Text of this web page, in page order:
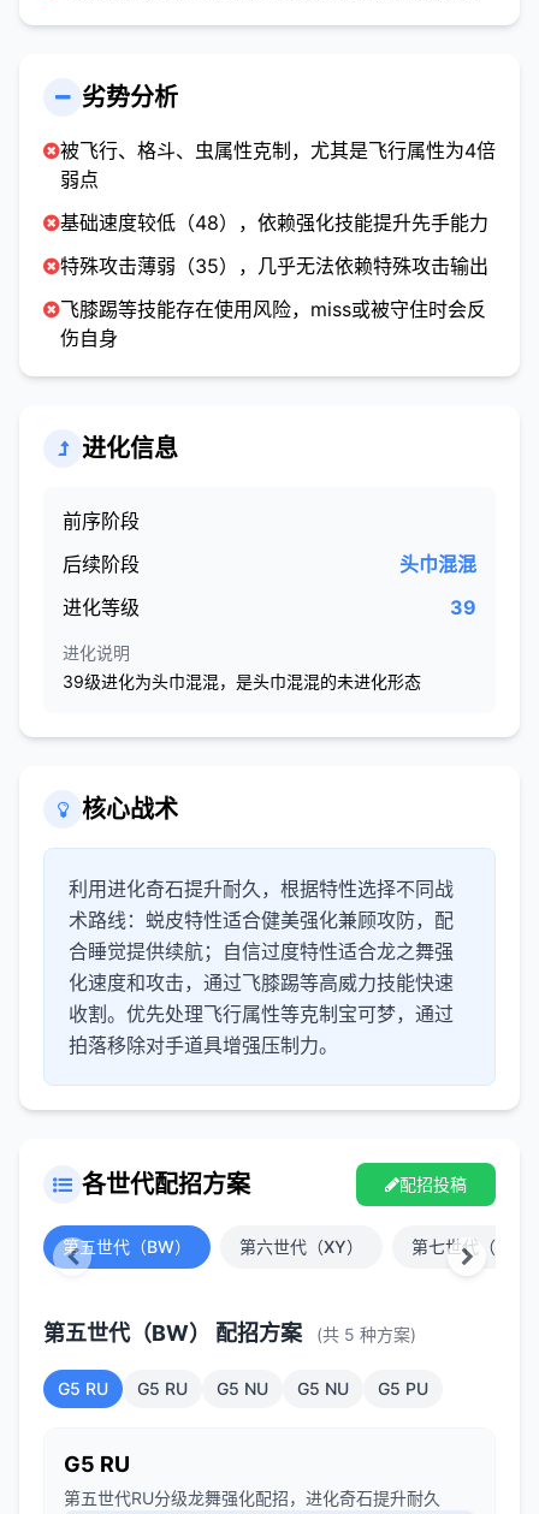
劣势分析
被飞行、格斗、虫属性克制，尤其是飞行属性为4倍
弱点
基础速度较低（48），依赖强化技能提升先手能力
特殊攻击薄弱（35），几乎无法依赖特殊攻击输出
飞膝踢等技能存在使用风险，miss或被守住时会反
伤自身
进化信息
前序阶段
后续阶段
头巾混混
进化等级
39
进化说明
39级进化为头巾混混，是头巾混混的未进化形态
核心战术
利用进化奇石提升耐久，根据特性选择不同战
术路线：蜕皮特性适合健美强化兼顾攻防，配
合睡觉提供续航；自信过度特性适合龙之舞强
化速度和攻击，通过飞膝踢等高威力技能快速
收割。优先处理飞行属性等克制宝可梦，通过
拍落移除对手道具增强压制力。
各世代配招方案 配招投稿
第五世代（BW） 第六世代（XY） 第七世代（SM）
第五世代（BW） 配招方案 (共 5 种方案)
G5 RU G5 RU G5 NU G5 NU G5 PU
G5 RU
第五世代RU分级龙舞强化配招，进化奇石提升耐久